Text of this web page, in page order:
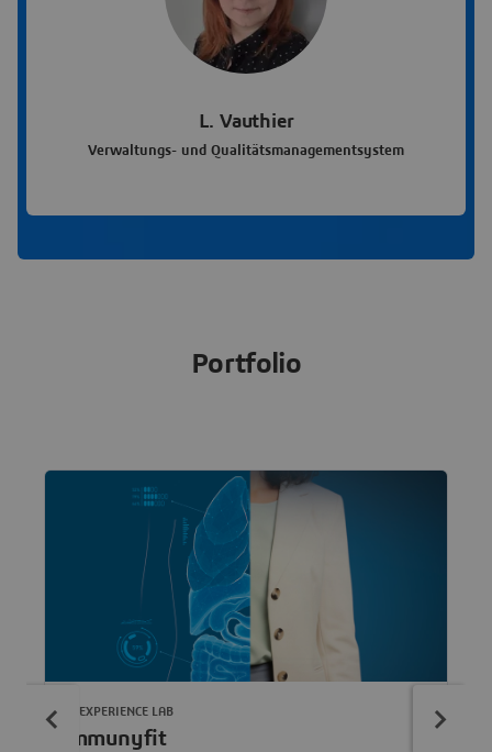
L. Vauthier
Verwaltungs- und Qualitätsmanagementsystem
Portfolio
Immunyfit
3DEXPERIENCE LAB